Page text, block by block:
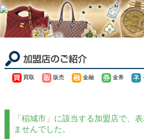
買取 販売 金融 金券
「稲城市」に該当する加盟店で、
ませんでした。